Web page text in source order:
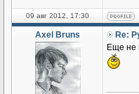
09 авг 2012, 17:30
Axel Bruns
Re:
Еще не